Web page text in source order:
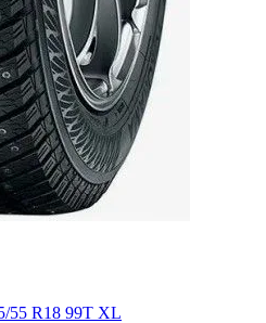
55 R18 99T XL